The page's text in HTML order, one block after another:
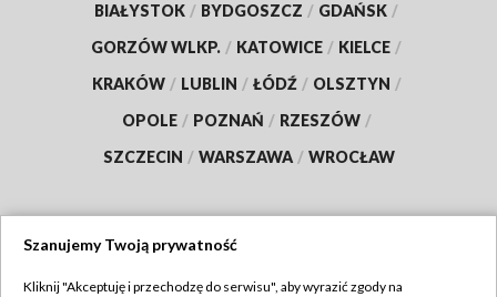
BIAŁYSTOK / BYDGOSZCZ / GDAŃSK /
GORZÓW WLKP. / KATOWICE / KIELCE /
KRAKÓW / LUBLIN / ŁÓDŹ / OLSZTYN /
OPOLE / POZNAŃ / RZESZÓW /
SZCZECIN / WARSZAWA / WROCŁAW
Szanujemy Twoją prywatność
Kliknij "Akceptuję i przechodzę do serwisu", aby wyrazić zgody na